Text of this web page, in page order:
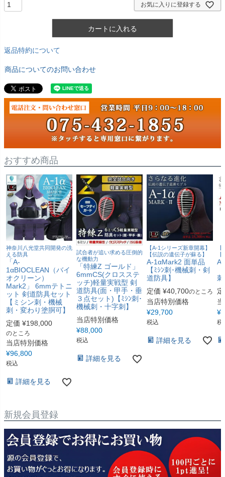
お気に入りに登録する
カートに入れる
返品特約について
商品についてのお問い合わせ
おすすめ商品
神奈川八光堂共同開発の洗
える防具
「A-
1αBIOCLEAN（バイ
オクリーン）
Mark2」 6mmテトニ
ット 剣道防具セット
【ミシン刺・機械
刺・変わり塗胴可】
定価 ¥198,000
のところ
当店特別価格
¥96,800
税込
詳細を見る
試合者が追い求める圧倒的
な機動力
「特練Z ゴールド」
6mmCS(クロスステ
ッチ)軽量実戦型 剣
道防具(面・甲手・垂
３点セット)【ﾐｼﾝ刺･
機械刺・十字刺】
当店特別価格
¥88,000
税込
詳細を見る
【A-1シリーズ新章開幕】
【伝説の遺伝子が蘇る】
A-1αMark2 面単品
【ﾐｼﾝ刺･機械刺・剣
道防具】
定価 ¥40,700のところ
当店特別価格
¥29,700
税込
詳細を見る
¥
税
新規会員登録